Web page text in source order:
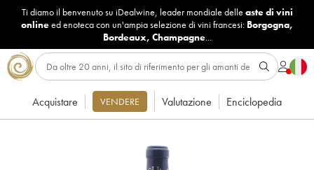
Ti diamo il benvenuto su iDealwine, leader mondiale delle aste di vini
onlineed enoteca con un'ampia selezione di vini francesi: Borgogna,
Bordeaux, Champagne...
Acquistare VENDERE Valutazione Enciclopedia